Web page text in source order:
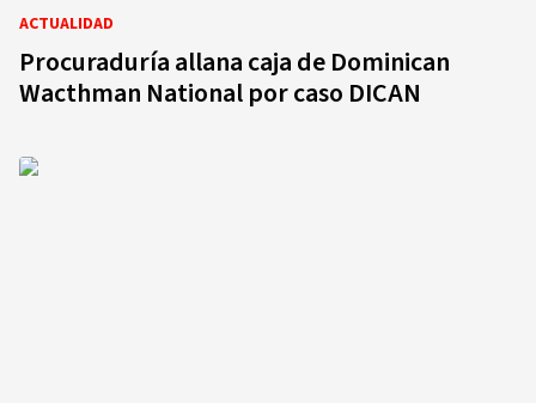
ACTUALIDAD
Procuraduría allana caja de Dominican
Wacthman National por caso DICAN